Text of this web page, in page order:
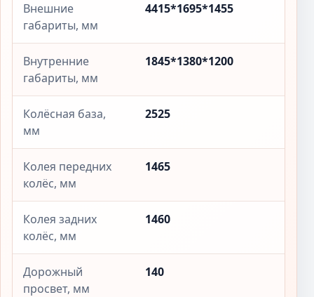
Внешние
габариты, мм
4415*1695*1455
Внутренние
габариты, мм
1845*1380*1200
Колёсная база,
мм
2525
Колея передних
колёс, мм
1465
Колея задних
колёс, мм
1460
Дорожный
просвет, мм
140